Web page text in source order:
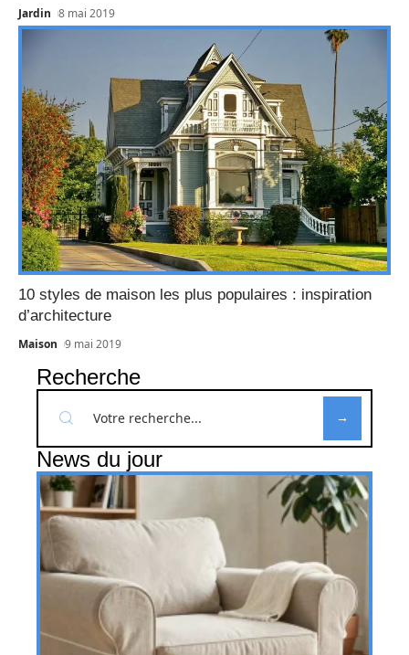
Jardin 8 mai 2019
10 styles de maison les plus populaires : inspiration
d’architecture
Maison 9 mai 2019
Recherche
News du jour